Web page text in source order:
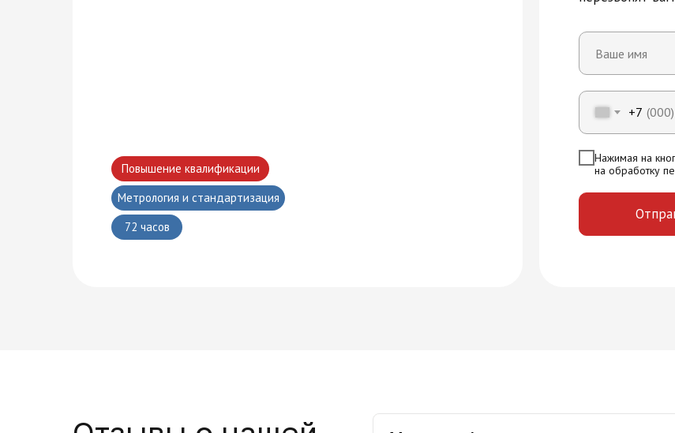
72 часов
Метрология и стандартизация
Повышение квалификации
+7
Нажимая на
на обработку